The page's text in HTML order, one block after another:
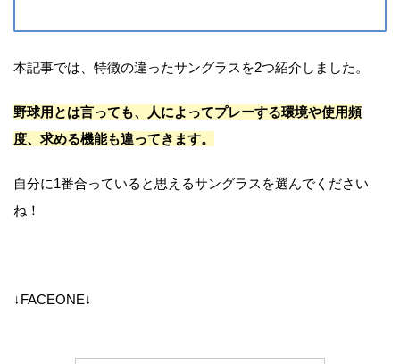
本記事では、特徴の違ったサングラスを2つ紹介しました。
野球用とは言っても、人によってプレーする環境や使用頻
度、求める機能も違ってきます。
自分に1番合っていると思えるサングラスを選んでください
ね！
↓FACEONE↓